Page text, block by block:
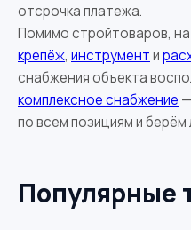
отсрочка платежа.
Помимо стройтоваров,
крепёж, инструменти
снабжения объекта
комплексное снабжение
по всем позициям и берём
Популярные